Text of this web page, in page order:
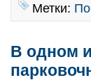
Метки:
В одном